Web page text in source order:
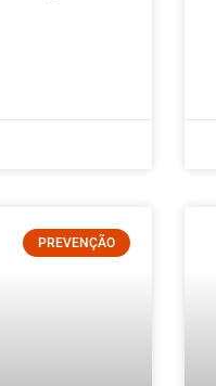
PREVENÇÃO